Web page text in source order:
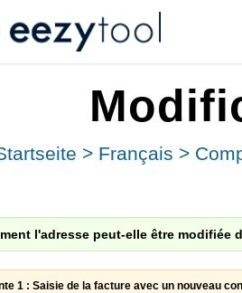
> Français >
l'adresse peut-elle être modifiée
1 : Saisie de la facture avec un nouveau